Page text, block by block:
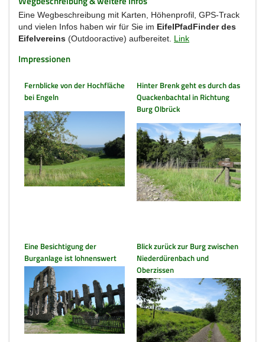
Eine Wegbeschreibung mit Karten, Höhenprofil, GPS-Track
und vielen Infos haben wir für Sie im EifelPfadFinder des
Eifelvereins (Outdooractive) aufbereitet. Link
Impressionen
Fernblicke von der Hochfläche
bei Engeln
Hinter Brenk geht es durch das
Quackenbachtal in Richtung
Burg Olbrück
Eine Besichtigung der
Burganlage ist lohnenswert
Blick zurück zur Burg zwischen
Niederdürenbach und
Oberzissen